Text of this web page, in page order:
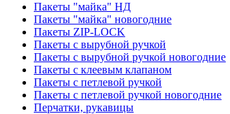
Пакеты "майка" НД
Пакеты "майка" новогодние
Пакеты ZIP-LOCK
Пакеты с вырубной ручкой
Пакеты с вырубной ручкой новогодние
Пакеты с клеевым клапаном
Пакеты с петлевой ручкой
Пакеты с петлевой ручкой новогодние
Перчатки, рукавицы